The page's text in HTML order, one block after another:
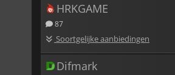
HRKGAME
87
Soortgelijke aanbiedingen
Difmark